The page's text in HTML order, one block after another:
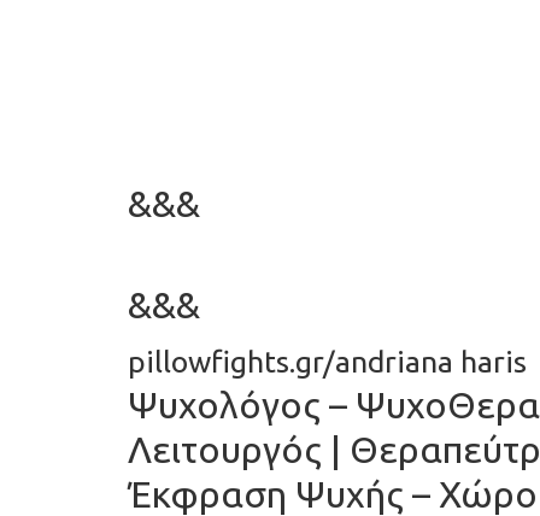
&&&
&&&
pillowfights.gr/andriana haris
Ψυχολόγος –
Λειτουργός |
Έκφραση Ψυχής –